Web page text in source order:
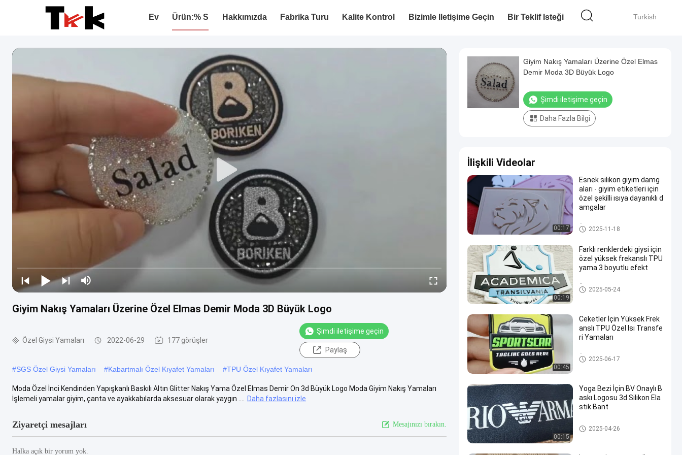
Turkish
Ev Ürün:% S Hakkımızda Fabrika Turu Kalite Kontrol Bizimle Iletişime Geçin Bir Teklif Isteği
Giyim Nakış Yamaları Üzerine Özel Elmas Demir Moda 3D Büyük Logo
Özel Giysi Yamaları 2022-06-29 177 görüşler
Şimdi iletişime geçin
Paylaş
#SGS Özel Giysi Yamaları #Kabartmalı Özel Kıyafet Yamaları #TPU Özel Kıyafet Yamaları
Moda Özel İnci Kendinden Yapışkanlı Baskılı Altın Glitter Nakış Yama Özel Elmas Demir On 3d Büyük Logo Moda Giyim Nakış Yamaları
İşlemeli yamalar giyim, çanta ve ayakkabılarda aksesuar olarak yaygın ....
Daha fazlasını izle
Ziyaretçi mesajları Mesajınızı bırakın.
Halka açık bir yorum yok.
Giyim Nakış Yamaları Üzerine Özel Elmas
Demir Moda 3D Büyük Logo
Şimdi iletişime geçin
Daha Fazla Bilgi
İlişkili Videolar
00:17
Esnek silikon giyim damg
aları - giyim etiketleri için
özel şekilli ısıya dayanıklı d
amgalar
Özel Giysi Yamaları
2025-11-18
00:19
Farklı renklerdeki giysi için
özel yüksek frekanslı TPU
yama 3 boyutlu efekt
Özel Giysi Yamaları
2025-05-24
00:45
Ceketler İçin Yüksek Frek
anslı TPU Özel Isı Transfe
ri Yamaları
Özel Giysi Yamaları
2025-06-17
00:15
Yoga Bezi İçin BV Onaylı B
askı Logosu 3d Silikon Ela
stik Bant
Baskılı Elastik Bant
2025-04-26